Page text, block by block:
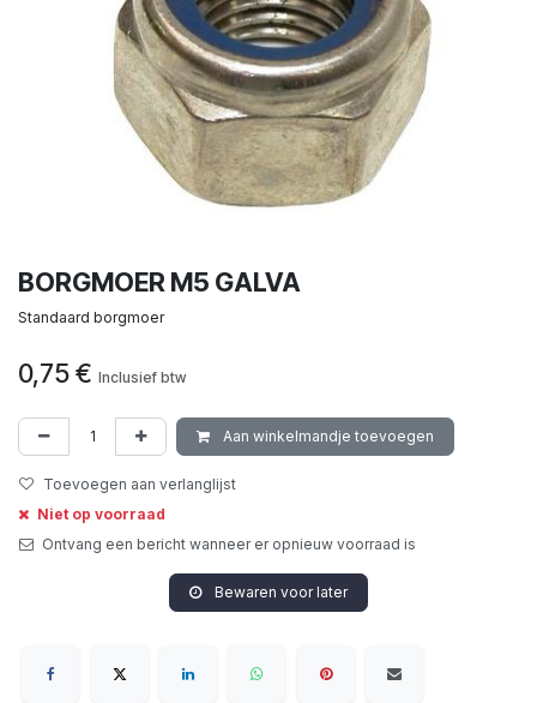
BORGMOER M5 GALVA
Standaard borgmoer
0,75€ Inclusief btw
Aan winkelmandje toevoegen
Toevoegen aan verlanglijst
Niet op voorraad
Ontvang een bericht wanneer er opnieuw voorraad is
Bewaren voor later